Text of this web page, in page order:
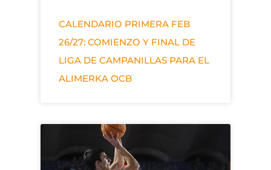
CALENDARIO PRIMERA FEB
26/27: COMIENZO Y FINAL DE
LIGA DE CAMPANILLAS PARA EL
ALIMERKA OCB